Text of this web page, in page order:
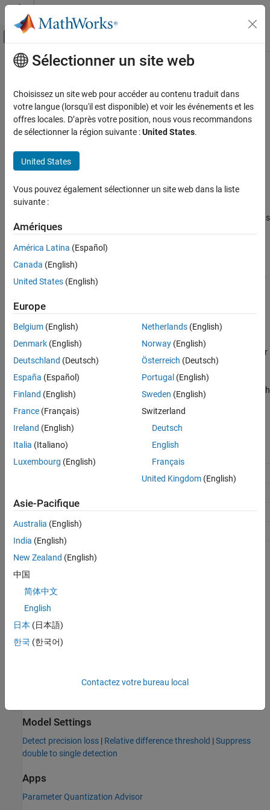
Passer au contenu
Activer/désactiver l'affichage du menu
Accueil de la documentation
Configure Signals, States, and Parameters
Data Types
Simulink
Simulation
Test and Debug Simulations
Diagnostics
Absolute difference threshold
Dependencies
Settings
Programmatic Use
Version History
See Also
Contenu principal
Absolute difference threshold
Report parameter precision loss when the quantization error
exceeds both absolute and relative difference thresholds
Since R2024a
Description
TheAbsolute difference thresholdparameter allows you to
specify a threshold for parameter precision loss diagnostics.
Precision loss is reported only when the quantization error exceeds
both the absolute and relative difference thresholds.
Dependencies
To enable this parameter, set the
parameter
Settings
0.0
(default) | nonnegative real scalar double
Threshold for the absolute difference between the ideal parameter
value and the quantized parameter value, specified as a
nonnegative real scalar double. Parameter precision loss
diagnostics are reported when the quantization error exceeds both
Recommended Settings
No impact
Efficiency
No impact
Safety precaution
Programmatic Use
Type: string | character vector
Values:
Default: 0.0
Model Settings
Detect precision loss | Relative difference threshold |Suppress
double to single detection
Apps
Parameter Quantization Advisor
Sélectionner un site web
Choisissez un site web pour accéder au contenu traduit dans
votre langue (lorsqu'il est disponible) et voir les événements et les
offres locales. D’après votre position, nous vous recommandons
de sélectionner la région suivante :United States.
United States
Vous pouvez également sélectionner un site web dans la liste
suivante :
Amériques
América Latina (Español)
Canada (English)
United States (English)
Europe
Belgium (English)
Denmark (English)
Deutschland (Deutsch)
España (Español)
Finland (English)
France (Français)
Ireland (English)
Italia (Italiano)
Luxembourg (English)
Netherlands(English)
Norway(English)
Österreich (Deutsch)
Portugal (English)
Sweden (English)
Switzerland
Deutsch
English
Français
United Kingdom(English)
Asie-Pacifique
Australia (English)
India (English)
New Zealand (English)
中国
简体中文
English
日本 (日本語)
한국 (한국어)
Contactez votre bureau local